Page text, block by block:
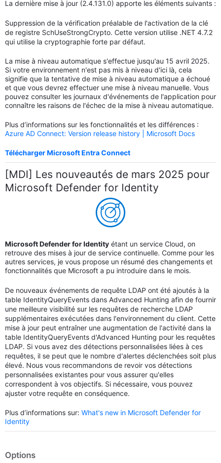
La dernière mise à jour (2.4.131.0) apporte les éléments suivants :
Suppression de la vérification préalable de l'activation de la clé
de registre SchUseStrongCrypto. Cette version utilise .NET 4.7.2
qui utilise la cryptographie forte par défaut.
La mise à niveau automatique s'effectue jusqu'au 15 avril 2025.
Si votre environnement n'est pas mis à niveau d'ici là, cela
signifie que la tentative de mise à niveau automatique a échoué
et que vous devrez effectuer une mise à niveau manuelle. Vous
pouvez consulter les journaux d'événements de l'application pour
connaître les raisons de l'échec de la mise à niveau automatique.
Plus d’informations sur les fonctionnalités et les différences :
Azure AD Connect: Version release history | Microsoft Docs
Télécharger Microsoft Entra Connect
[MDI] Les nouveautés de mars 2025 pour
Microsoft Defender for Identity
Microsoft Defender for Identity étant un service Cloud, on
retrouve des mises à jour de service continuelle. Comme pour les
autres services, je vous propose un résumé des changements et
fonctionnalités que Microsoft a pu introduire dans le mois.
De nouveaux événements de requête LDAP ont été ajoutés à la
table IdentityQueryEvents dans Advanced Hunting afin de fournir
une meilleure visibilité sur les requêtes de recherche LDAP
supplémentaires exécutées dans l'environnement du client. Cette
mise à jour peut entraîner une augmentation de l'activité dans la
table IdentityQueryEvents d'Advanced Hunting pour les requêtes
LDAP. Si vous avez des détections personnalisées liées à ces
requêtes, il se peut que le nombre d'alertes déclenchées soit plus
élevé. Nous vous recommandons de revoir vos détections
personnalisées existantes pour vous assurer qu'elles
correspondent à vos objectifs. Si nécessaire, vous pouvez
ajuster votre requête en conséquence.
Plus d’informations sur: What's new in Microsoft Defender for
Identity
Options